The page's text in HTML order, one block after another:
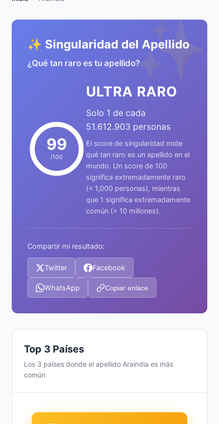
✨
✨ Singularidad del Apellido
¿Qué tan raro es tu apellido?
99
/100
ULTRA RARO
Solo 1 de cada
51.612.903 personas
El score de singularidad mide
qué tan raro es un apellido en el
mundo. Un score de 100
significa extremadamente raro
(< 1,000 personas), mientras
que 1 significa extremadamente
común (> 10 millones).
Compartir mi resultado:
Twitter Facebook
WhatsApp Copiar enlace
Top 3 Países
Los 3 países donde el apellido Araindia es más
común